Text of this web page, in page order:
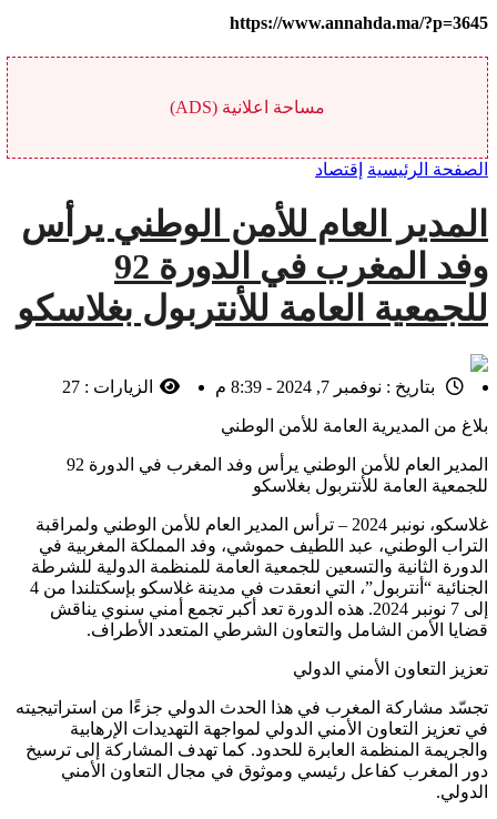
https://www.annahda.ma/?p=3645
مساحة اعلانية (ADS)
الصفحة الرئيسية إقتصاد
المدير العام للأمن الوطني يرأس
وفد المغرب في الدورة 92
للجمعية العامة للأنتربول بغلاسكو
بتاريخ : نوفمبر 7, 2024 - 8:39 م الزيارات : 27
بلاغ من المديرية العامة للأمن الوطني
المدير العام للأمن الوطني يرأس وفد المغرب في الدورة 92
للجمعية العامة للأنتربول بغلاسكو
غلاسكو، نونبر 2024 – ترأس المدير العام للأمن الوطني ولمراقبة
التراب الوطني، عبد اللطيف حموشي، وفد المملكة المغربية في
الدورة الثانية والتسعين للجمعية العامة للمنظمة الدولية للشرطة
الجنائية “أنتربول”، التي انعقدت في مدينة غلاسكو بإسكتلندا من 4
إلى 7 نونبر 2024. هذه الدورة تعد أكبر تجمع أمني سنوي يناقش
قضايا الأمن الشامل والتعاون الشرطي المتعدد الأطراف.
تعزيز التعاون الأمني الدولي
تجسّد مشاركة المغرب في هذا الحدث الدولي جزءًا من استراتيجيته
في تعزيز التعاون الأمني الدولي لمواجهة التهديدات الإرهابية
والجريمة المنظمة العابرة للحدود. كما تهدف المشاركة إلى ترسيخ
دور المغرب كفاعل رئيسي وموثوق في مجال التعاون الأمني
الدولي.